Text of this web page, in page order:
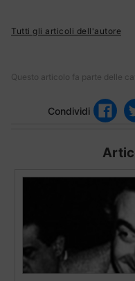
Tutti gli articoli dell'autore
Questo articolo fa parte delle
Condividi